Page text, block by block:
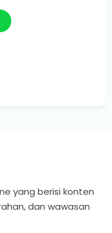
yang berisi konten
dan wawasan